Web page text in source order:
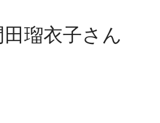
田瑠衣子さん